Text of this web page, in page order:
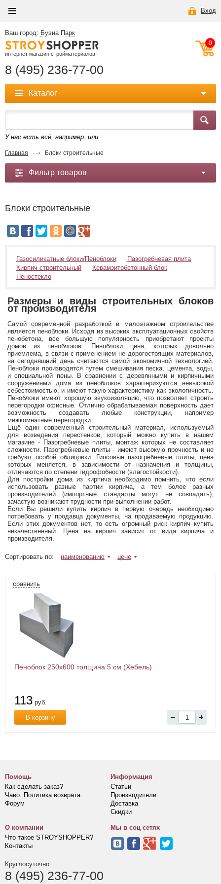
Вход
Ваш город: Буэна Парк
интернет магазин стройматериалов
8 (495) 236-77-00
0
Каталог
У нас есть всё, например: или
Главная Блоки строительные
Фильтр товаров
Блоки строительные
Газосиликатные блоки/Пеноблоки
Пазогребневая плита
Кирпич строительный
Керамзитобетонный блок
Пеностекло
Размеры и виды строительных блоков
от производителя
Самой современной разработкой в малоэтажном строительстве
является пеноблоки. Исходя из высоких эксплуатационных свойств
пенобетона, все большую популярность приобретают проекты
домов из пеноблоков. Пеноблоки цена, которых довольно
приемлема, в связи с применением не дорогостоящих материалов,
на сегодняшний день считаются самой экономичной технологией.
Пеноблоки производятся путем смешивания песка, цемента, воды,
и специальной пены. В сравнении с деревянными и кирпичными
сооружениями дома из пеноблоков характеризуются невысокой
себестоимостью, и имеют такую характеристику как экологичность.
Пеноблоки имеют хорошую звукоизоляцию, что позволяет строить
перегородки офисные. Отлично обрабатываемая поверхность дает
возможность создавать любые конструкции, например
межкомнатные перегородки.
Ещё один современный строительный материал, используемый
для возведения перестенков, который можно купить в нашем
магазине - Пазогребневые плиты, монтаж которых не составляет
сложности. Пазогребневые плиты - имеют высокую прочность и не
требуют особой облицовки. Гипсовые пазогребневые плиты, цена
которых меняется, в зависимости от назначения и толщины,
отличаются по степени гидрофобности (влагостойкости).
Для постройки дома из кирпича необходимо помнить, что если
использовать разные партии кирпича, а тем более разных
производителей (импортные стандарты могут не совпадать),
зачастую возникают трудности при выполнении работ.
Если Вы решили купить кирпич в первую очередь необходимо
потребовать у продавца документы, на продаваемую продукцию.
Если этих документов нет, то есть огромный риск кирпич купить
некачественный. Цена на кирпич зависит от вида кирпича и
производителя.
Сортировать по: наименованию цене
сравнить
Пеноблок 250х600 толщина 5 см (Хебель)
113 руб.
В корзину
Помощь
Как сделать заказ?
Чаво. Политика возврата
Форум
Информация
Статьи
Производители
Доставка
Скидки
О компании
Что такое STROYSHOPPER?
Контакты
Мы в соц сетях
Круглосуточно
8 (495) 236-77-00